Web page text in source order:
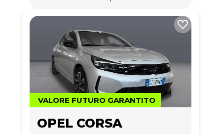
VALORE FUTURO GARANTITO
OPEL CORSA